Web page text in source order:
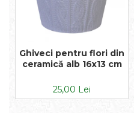
Ghiveci pentru flori din
ceramică alb 16x13 cm
25,00 Lei